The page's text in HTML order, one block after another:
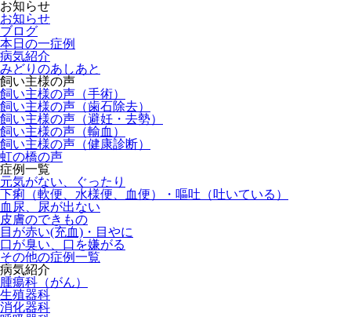
お知らせ
お知らせ
ブログ
本日の一症例
病気紹介
みどりのあしあと
飼い主様の声
飼い主様の声（手術）
飼い主様の声（歯石除去）
飼い主様の声（避妊・去勢）
飼い主様の声（輸血）
飼い主様の声（健康診断）
虹の橋の声
症例一覧
元気がない、ぐったり
下痢（軟便、水様便、血便）・嘔吐（吐いている）
血尿、尿が出ない
皮膚のできもの
目が赤い(充血)・目やに
口が臭い、口を嫌がる
その他の症例一覧
病気紹介
腫瘍科（がん）
生殖器科
消化器科